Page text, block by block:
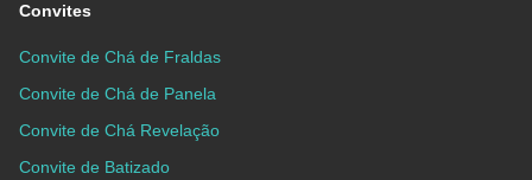
Convites
Convite de Chá de Fraldas
Convite de Chá de Panela
Convite de Chá Revelação
Convite de Batizado